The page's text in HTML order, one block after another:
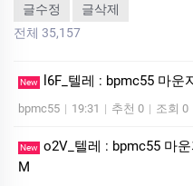
글수정
글삭제
전체 35,157
New l6F_텔레 : bpmc55 마
bpmc55 | 19:31 | 추천 0 | 조회 0
New o2V_텔레 : bpmc55 마
M